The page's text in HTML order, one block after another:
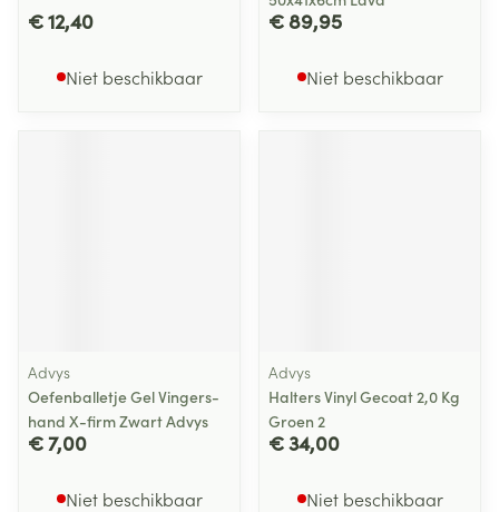
€ 12,40
Niet beschikbaar
€ 89,95
Niet beschikbaar
Advys
Oefenballetje Gel Vingers-
hand X-firm Zwart Advys
€ 7,00
Niet beschikbaar
Advys
Halters Vinyl Gecoat 2,0 Kg
Groen 2
€ 34,00
Niet beschikbaar